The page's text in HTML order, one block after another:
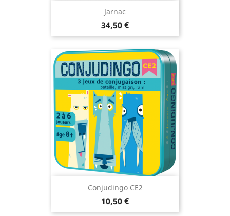
Jarnac
Prix
34,50 €
Conjudingo CE2
Prix
10,50 €